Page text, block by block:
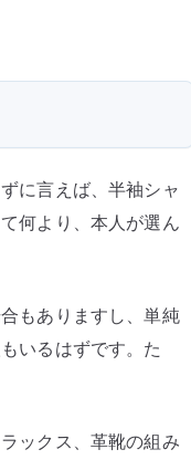
に言えば、半袖シャ
何より、本人が選ん
もありますし、単純
いるはずです。た
ックス、革靴の組み